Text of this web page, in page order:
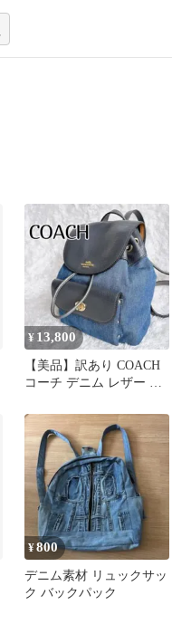
¥ 13,800
【美品】訳あり COACH
コーチ デニム レザー リ
柄
¥800
デニム素材 リュックサッ
ク バックパック